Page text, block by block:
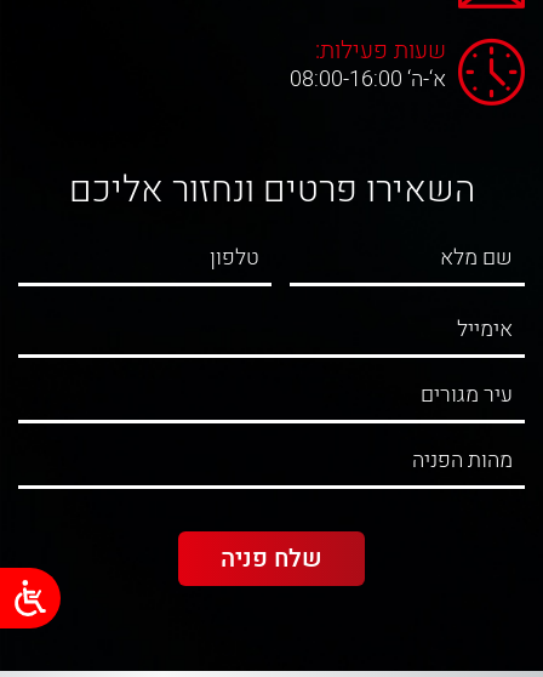
שעות פעילות:
א‘-ה‘ 08:00-16:00
השאירו פרטים ונחזור אליכם